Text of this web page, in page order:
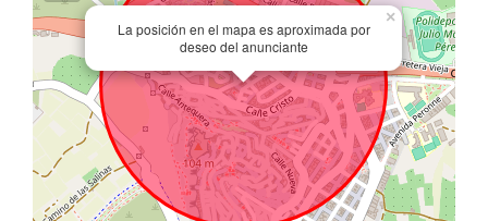
La posición en el mapa es aproximada por
deseo del anunciante
×